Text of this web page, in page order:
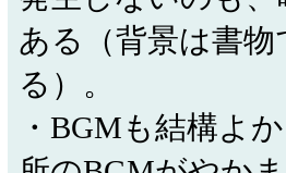
ある（背景は書
る）。
・BGMも結構よ